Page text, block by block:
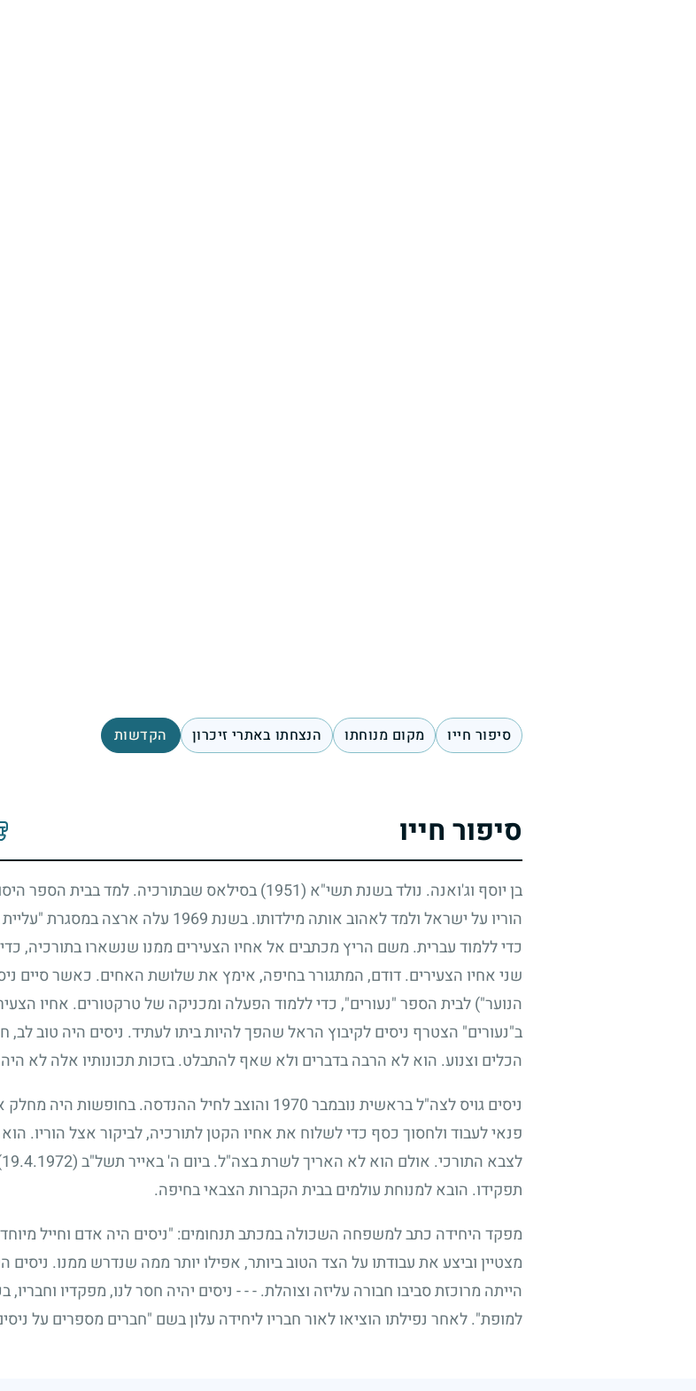
סיפור חייו מקום מנוחתו הנצחתו באתרי זיכרון הקדשות
סיפור חייו
בן יוסף וג'ואנה. נולד בשנת תשי"א (1951)
בסילאס שבתורכיה. למד בבית הספר
הוריו על ישראל ולמד לאהוב אותה מילדותו. בשנת1969 עלה ארצה במסגרת
כדי ללמוד עברית. משם הריץ מכתבים אל אחיו הצעירים ממנו שנשארו בתורכיה,
שני אחיו הצעירים. דודם, המתגורר בחיפה, אימץ את שלושת האחים. כאשר סיים
הנוער") לבית הספר "נעורים", כדי ללמוד הפעלה ומכניקה של טרקטורים. אחיו
ב"נעורים" הצטרף ניסים לקיבוץ הראל שהפך להיות ביתו לעתיד. ניסים היה טוב
הכלים וצנוע. הוא לא הרבה בדברים ולא שאף להתבלט. בזכות תכונותיו אלה לא היה
ניסים גויס לצה"ל בראשית נובמבר1970 והוצב לחיל ההנדסה. בחופשות היה מחלק
פנאי לעבוד ולחסוך כסף כדי לשלוח את אחיו הקטן לתורכיה, לביקור אצל הוריו.
לצבא התורכי. אולם הוא לא האריך לשרת בצה"ל. ביום ה' באייר תשל"ב(19.4.1972)
תפקידו. הובא למנוחת עולמים בבית הקברות הצבאי בחיפה.
מפקד היחידה כתב למשפחה השכולה במכתב תנחומים: "ניסים היה אדם וחייל מיוחד
מצטיין וביצע את עבודתו על הצד הטוב ביותר, אפילו יותר ממה שנדרש ממנו. ניסים
הייתה מרוכזת סביבו חבורה עליזה וצוהלת. - - - ניסים יהיה חסר לנו, מפקדיו
למופת". לאחר נפילתו הוציאו לאור חבריו ליחידה עלון בשם "חברים מספרים על